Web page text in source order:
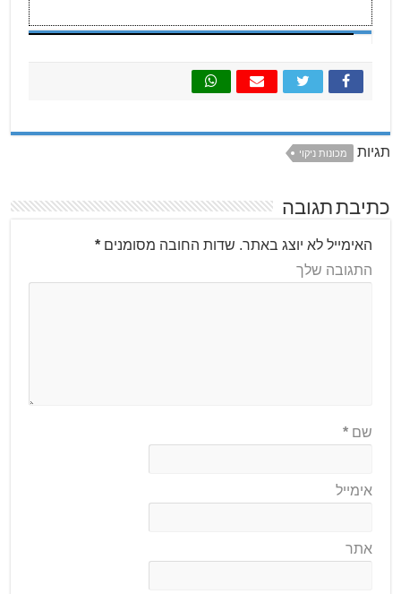
תגיות מכונות ניקוי
כתיבת תגובה
האימייל לא יוצג באתר. שדות החובה מסומנים*
התגובה שלך
שם*
אימייל
אתר